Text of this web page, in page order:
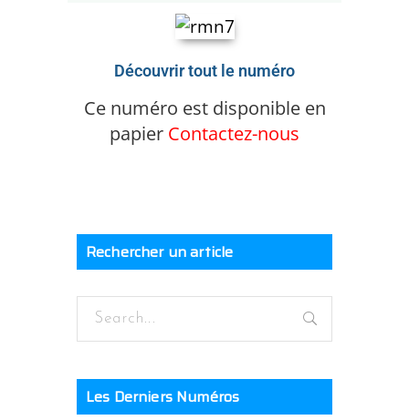
Découvrir tout le numéro
Ce numéro est disponible en
papier Contactez-nous
Rechercher un article
Les Derniers Numéros